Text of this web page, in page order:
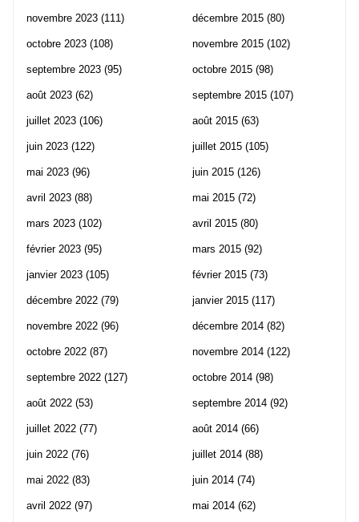
novembre 2023 (111)
octobre 2023 (108)
septembre 2023 (95)
août 2023 (62)
juillet 2023 (106)
juin 2023 (122)
mai 2023 (96)
avril 2023 (88)
mars 2023 (102)
février 2023 (95)
janvier 2023 (105)
décembre 2022 (79)
novembre 2022 (96)
octobre 2022 (87)
septembre 2022 (127)
août 2022 (53)
juillet 2022 (77)
juin 2022 (76)
mai 2022 (83)
avril 2022 (97)
décembre 2015 (80)
novembre 2015 (102)
octobre 2015 (98)
septembre 2015 (107)
août 2015 (63)
juillet 2015 (105)
juin 2015 (126)
mai 2015 (72)
avril 2015 (80)
mars 2015 (92)
février 2015 (73)
janvier 2015 (117)
décembre 2014 (82)
novembre 2014 (122)
octobre 2014 (98)
septembre 2014 (92)
août 2014 (66)
juillet 2014 (88)
juin 2014 (74)
mai 2014 (62)